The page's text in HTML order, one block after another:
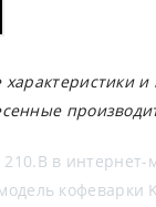
в
кофеварки